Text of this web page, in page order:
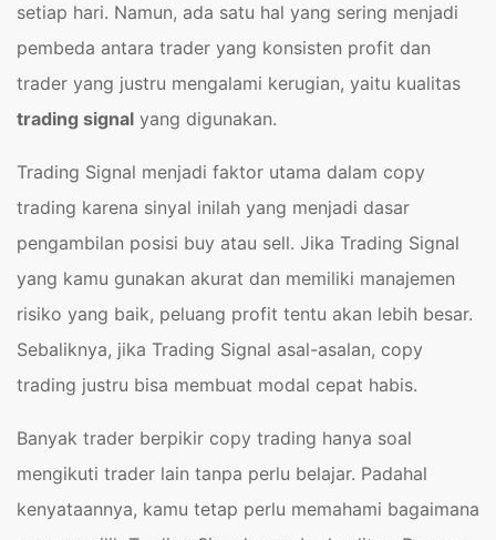
setiap hari. Namun, ada satu hal yang sering menjadi
pembeda antara trader yang konsisten profit dan
trader yang justru mengalami kerugian, yaitu kualitas
trading signal yang digunakan.
Trading Signal menjadi faktor utama dalam copy
trading karena sinyal inilah yang menjadi dasar
pengambilan posisi buy atau sell. Jika Trading Signal
yang kamu gunakan akurat dan memiliki manajemen
risiko yang baik, peluang profit tentu akan lebih besar.
Sebaliknya, jika Trading Signal asal-asalan, copy
trading justru bisa membuat modal cepat habis.
Banyak trader berpikir copy trading hanya soal
mengikuti trader lain tanpa perlu belajar. Padahal
kenyataannya, kamu tetap perlu memahami bagaimana